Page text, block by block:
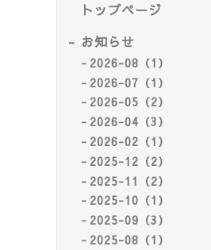
トップページ
お知らせ
2026-08（1）
2026-07（1）
2026-05（2）
2026-04（3）
2026-02（1）
2025-12（2）
2025-11（2）
2025-10（1）
2025-09（3）
2025-08（1）